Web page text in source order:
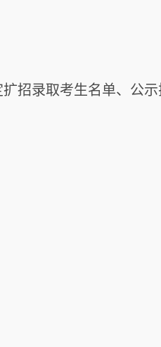
招录取考生名单、公